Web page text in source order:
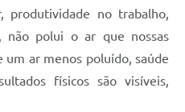
produtividade no trabalho,
não polui o ar que nossas
um ar menos poluído, saúde
físicos são visíveis,